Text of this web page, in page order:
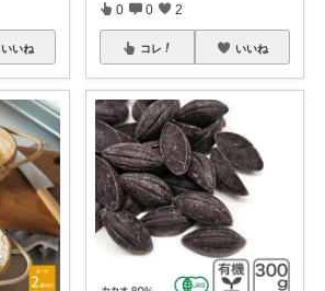
いいね
0 0 2
コレ いいね